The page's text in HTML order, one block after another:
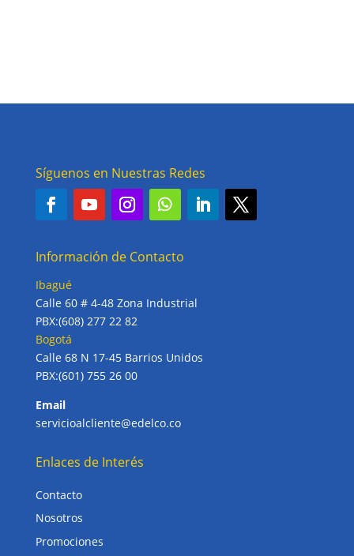
Síguenos en Nuestras Redes
Información de Contacto
Ibagué
Calle 60 # 4-48 Zona Industrial
PBX:(608) 277 22 82
Bogotá
Calle 68 N 17-45 Barrios Unidos
PBX:(601) 755 26 00
Email
servicioalcliente@edelco.co
Enlaces de Interés
Contacto
Nosotros
Promociones